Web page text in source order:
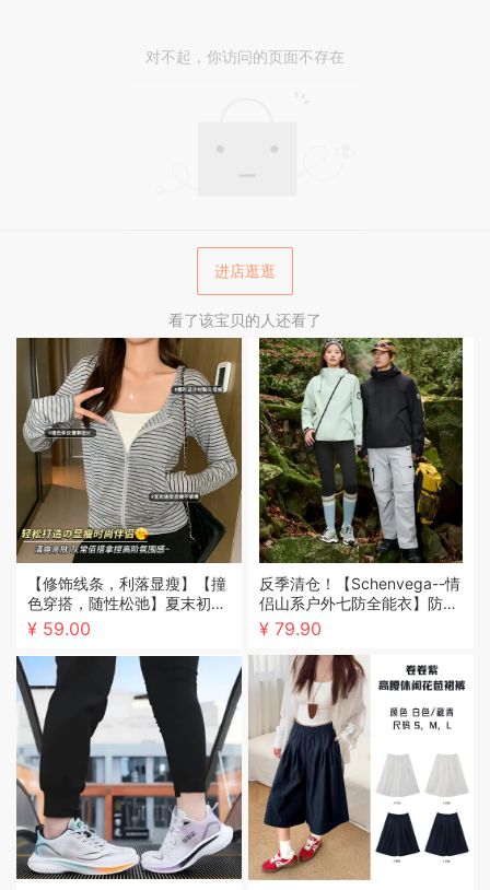
对不起，你访问的页面不存在
进店逛逛
看了该宝贝的人还看了
【修饰线条，利落显瘦】【撞
色穿搭，随性松弛】夏末初秋
新款女潮流撞色莱赛尔条纹拉
¥ 59.00
反季清仓！【Schenvega--情
侣山系户外七防全能衣】防水
防风防油防污、抗寒保暖防刮
女同款适合多种场合穿搭
¥ 79.90